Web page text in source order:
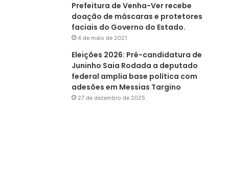
Prefeitura de Venha-Ver recebe
doação de máscaras e protetores
faciais do Governo do Estado.
4 de maio de 2021
Eleições 2026: Pré-candidatura de
Juninho Saia Rodada a deputado
federal amplia base política com
adesões em Messias Targino
27 de dezembro de 2025